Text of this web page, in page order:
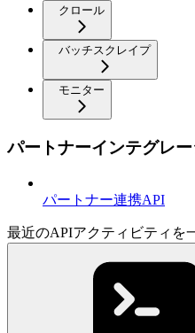
クロール
バッチスクレイプ
モニター
パートナーインテグレ
パートナー連携API
最近のAPIアクティビティを